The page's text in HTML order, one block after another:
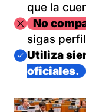
que la
Imagen
No
sigas
Imagen
Utiliza
oficiales.